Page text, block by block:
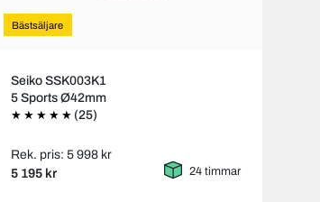
Bästsäljare
Seiko SSK003K1
5 Sports Ø42mm
(25)
Rek. pris: 5 998 kr
5 195 kr 24 timmar